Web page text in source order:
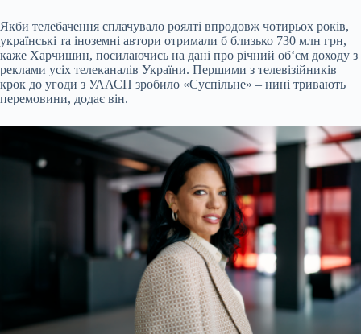
Якби телебачення сплачувало роялті впродовж чотирьох років,
українські та іноземні автори отримали б близько 730 млн грн,
каже Харчишин, посилаючись на дані про річний об‘єм доходу з
реклами усіх телеканалів України. Першими з телевізійників
крок до угоди з УААСП зробило «Суспільне» – нині тривають
перемовини, додає він.